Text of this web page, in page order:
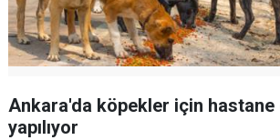
Ankara'da köpekler için hastane
yapılıyor